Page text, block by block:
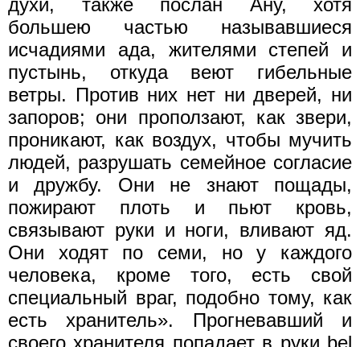
большею частью называвшиеся
исчадиями ада, жителями степей и
пустынь, откуда веют гибельные
ветры. Против них нет ни дверей, ни
запоров; они проползают, как звери,
проникают, как воздух, чтобы мучить
людей, разрушать семейное согласие
и дружбу. Они не знают пощады,
пожирают плоть и пьют кровь,
связывают руки и ноги, вливают яд.
Они ходят по семи, но у каждого
человека, кроме того, есть свой
специальный враг, подобно тому, как
есть хранитель». Прогневавший и
своего хранителя попадает в руки bel